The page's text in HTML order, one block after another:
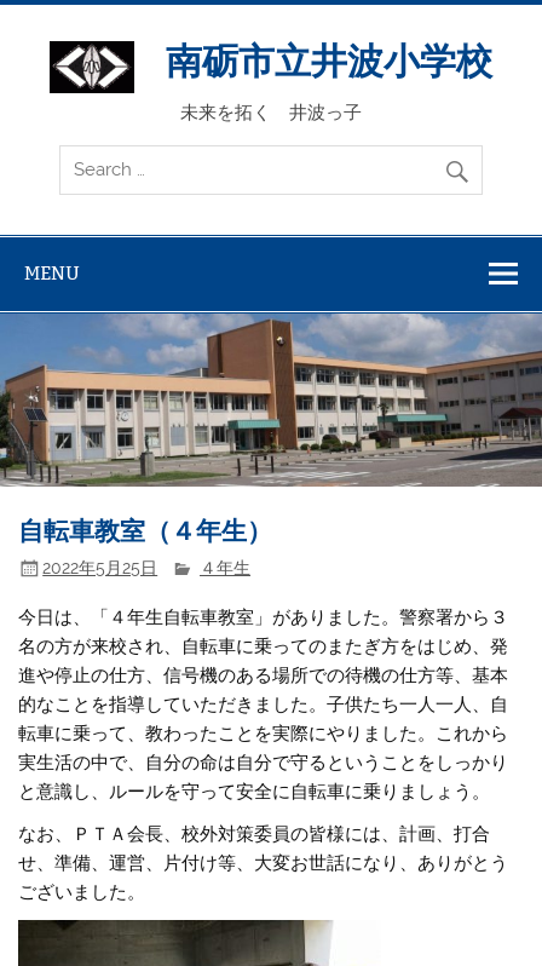
Skip
content
南砺市立井波小学校
未来を拓く 井波っ子
MENU
自転車教室（４年生）
2022年5月25日 ４年生
今日は、「４年生自転車教室」がありました。警察署から３
名の方が来校され、自転車に乗ってのまたぎ方をはじめ、発
進や停止の仕方、信号機のある場所での待機の仕方等、基本
的なことを指導していただきました。子供たち一人一人、自
転車に乗って、教わったことを実際にやりました。これから
実生活の中で、自分の命は自分で守るということをしっかり
と意識し、ルールを守って安全に自転車に乗りましょう。
なお、ＰＴＡ会長、校外対策委員の皆様には、計画、打合
せ、準備、運営、片付け等、大変お世話になり、ありがとう
ございました。